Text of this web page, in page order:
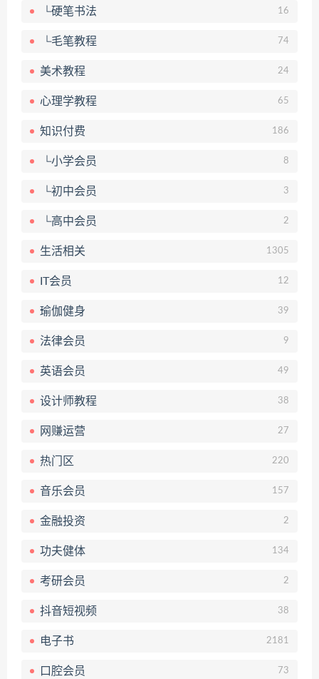
└硬笔书法 16
└毛笔教程 74
美术教程 24
心理学教程 65
知识付费 186
└小学会员 8
└初中会员 3
└高中会员 2
生活相关 1305
IT会员 12
瑜伽健身 39
法律会员 9
英语会员 49
设计师教程 38
网赚运营 27
热门区 220
音乐会员 157
金融投资 2
功夫健体 134
考研会员 2
抖音短视频 38
电子书 2181
口腔会员 73